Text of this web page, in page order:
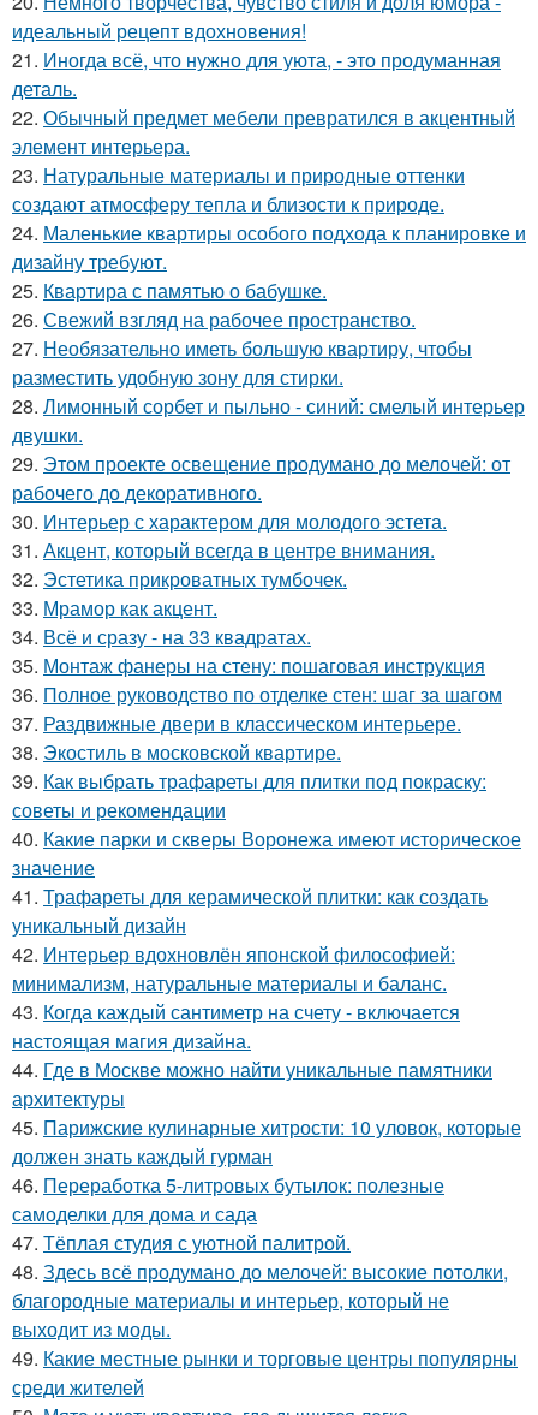
идеальный рецепт вдохновения!
21. Иногда всё, что нужно для уюта, - это продуманная
деталь.
22. Обычный предмет мебели превратился в акцентный
элемент интерьера.
23. Натуральные материалы и природные оттенки
создают атмосферу тепла и близости к природе.
24. Маленькие квартиры особого подхода к планировке и
дизайну требуют.
25. Квартира с памятью о бабушке.
26. Свежий взгляд на рабочее пространство.
27. Необязательно иметь большую квартиру, чтобы
разместить удобную зону для стирки.
28. Лимонный сорбет и пыльно - синий: смелый интерьер
двушки.
29. Этом проекте освещение продумано до мелочей: от
рабочего до декоративного.
30. Интерьер с характером для молодого эстета.
31. Акцент, который всегда в центре внимания.
32. Эстетика прикроватных тумбочек.
33. Мрамор как акцент.
34. Всё и сразу - на 33 квадратах.
35. Монтаж фанеры на стену: пошаговая инструкция
36. Полное руководство по отделке стен: шаг за шагом
37. Раздвижные двери в классическом интерьере.
38. Экостиль в московской квартире.
39. Как выбрать трафареты для плитки под покраску:
советы и рекомендации
40. Какие парки и скверы Воронежа имеют историческое
значение
41. Трафареты для керамической плитки: как создать
уникальный дизайн
42. Интерьер вдохновлён японской философией:
минимализм, натуральные материалы и баланс.
43. Когда каждый сантиметр на счету - включается
настоящая магия дизайна.
44. Где в Москве можно найти уникальные памятники
архитектуры
45. Парижские кулинарные хитрости: 10 уловок, которые
должен знать каждый гурман
46. Переработка 5-литровых бутылок: полезные
самоделки для дома и сада
47. Тёплая студия с уютной палитрой.
48. Здесь всё продумано до мелочей: высокие потолки,
благородные материалы и интерьер, который не
выходит из моды.
49. Какие местные рынки и торговые центры популярны
среди жителей